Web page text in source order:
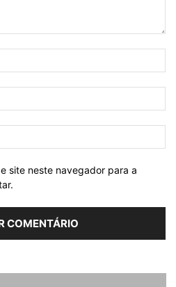
site neste navegador para a